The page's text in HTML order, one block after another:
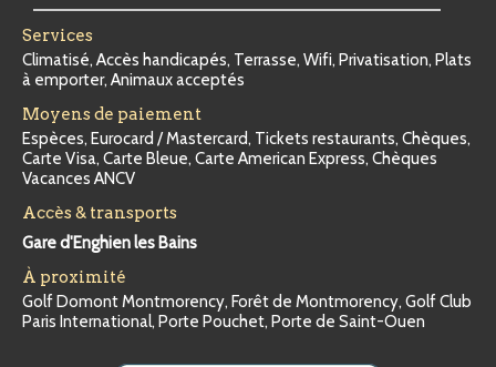
Services
Climatisé, Accès handicapés, Terrasse, Wifi, Privatisation, Plats
à emporter, Animaux acceptés
Moyens de paiement
Espèces, Eurocard / Mastercard, Tickets restaurants, Chèques,
Carte Visa, Carte Bleue, Carte American Express, Chèques
Vacances ANCV
Accès & transports
Gare d'Enghien les Bains
À proximité
Golf Domont Montmorency, Forêt de Montmorency, Golf Club
Paris International, Porte Pouchet, Porte de Saint-Ouen